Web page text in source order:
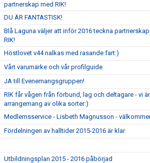
partnerskap med RIK!
DU ÄR FANTASTISK!
Blå Laguna väljer att inför 2016 teckna
RIK!
Höstlovet v44 nalkas med rasande fart:)
Vårt varumärke och vår profilguide
JA till Evenemangsgruppen!
RIK får vågen från förbund, lag och deltagare - vi
arrangemang av olika sorter:)
Medlemsservice - Lisbeth Magnusson -
Fördelningen av halltider 2015-2016 är klar
Utbildningsplan 2015 - 2016 påbörjad